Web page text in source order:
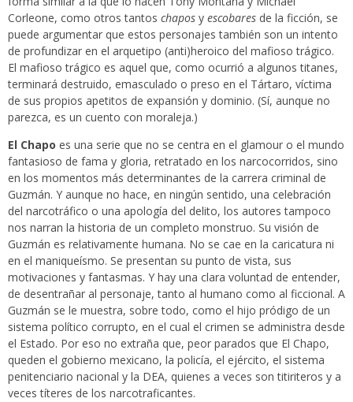
Corleone, como otros tantos chapos y escobares de la ficción, se
puede argumentar que estos personajes también son un intento
de profundizar en el arquetipo (anti)heroico del mafioso trágico.
El mafioso trágico es aquel que, como ocurrió a algunos titanes,
terminará destruido, emasculado o preso en el Tártaro, víctima
de sus propios apetitos de expansión y dominio. (Sí, aunque no
parezca, es un cuento con moraleja.)
El Chapo es una serie que no se centra en el glamour o el mundo
fantasioso de fama y gloria, retratado en los narcocorridos, sino
en los momentos más determinantes de la carrera criminal de
Guzmán. Y aunque no hace, en ningún sentido, una celebración
del narcotráfico o una apología del delito, los autores tampoco
nos narran la historia de un completo monstruo. Su visión de
Guzmán es relativamente humana. No se cae en la caricatura ni
en el maniqueísmo. Se presentan su punto de vista, sus
motivaciones y fantasmas. Y hay una clara voluntad de entender,
de desentrañar al personaje, tanto al humano como al ficcional. A
Guzmán se le muestra, sobre todo, como el hijo pródigo de un
sistema político corrupto, en el cual el crimen se administra desde
el Estado. Por eso no extraña que, peor parados que El Chapo,
queden el gobierno mexicano, la policía, el ejército, el sistema
penitenciario nacional y la DEA, quienes a veces son titiriteros y a
veces títeres de los narcotraficantes.